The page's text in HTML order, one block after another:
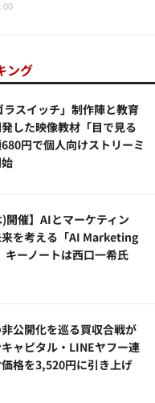
ング
スイッチ」制作陣と教育
した映像教材「目で見る
円で個人向けストリーミ
)開催】AIとマーケティン
を考える「AI Marketing
キーノートは西口一希氏
公開化を巡る買収合戦が
ャピタル・LINEヤフー連
格を3,520円に引き上げ